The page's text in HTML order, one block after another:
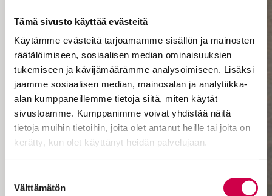
Tämä sivusto käyttää evästeitä
Käytämme evästeitä tarjoamamme sisällön ja mainosten
räätälöimiseen, sosiaalisen median ominaisuuksien
tukemiseen ja kävijämäärämme analysoimiseen. Lisäksi
jaamme sosiaalisen median, mainosalan ja analytiikka-
alan kumppaneillemme tietoja siitä, miten käytät
sivustoamme. Kumppanimme voivat yhdistää näitä
tietoja muihin tietoihin, joita olet antanut heille tai joita on
kerätty, kun olet käyttänyt heidän palvelujaan.
valinta
Välttämätön